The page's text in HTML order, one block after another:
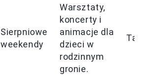
Sierpniowe
weekendy
Warsztaty,
koncerty i
animacje dla
dzieci w
rodzinnym
gronie.
Tak